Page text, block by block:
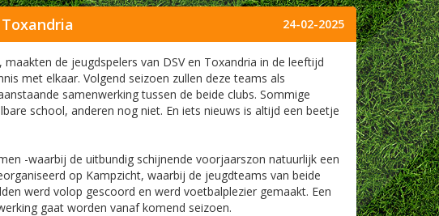
24-02-2025
de jeugdspelers van DSV en Toxandria in de leeftijd
met elkaar. Volgend seizoen zullen deze teams als
samenwerking tussen de beide clubs. Sommige
school, anderen nog niet. En iets nieuws is altijd een beetje
-waarbij de uitbundig schijnende voorjaarszon natuurlijk een
op Kampzicht, waarbij de jeugdteams van beide
werd volop gescoord en werd voetbalplezier gemaakt. Een
gaat worden vanaf komend seizoen.